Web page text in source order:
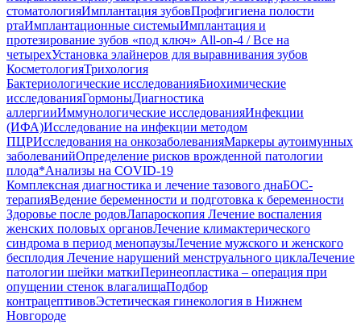
стоматологияИмплантация зубовПрофгигиена полости
ртаИмплантационные системыИмплантация и
протезирование зубов «под ключ» All-on-4 / Все на
четырехУстановка элайнеров для выравнивания зубов
КосметологияТрихология
Бактериологические исследованияБиохимические
исследованияГормоныДиагностика
аллергииИммунологические исследованияИнфекции
(ИФА)Исследование на инфекции методом
ПЦРИсследования на онкозаболеванияМаркеры аутоимунных
заболеванийОпределение рисков врожденной патологии
плода*Анализы на COVID-19
Комплексная диагностика и лечение тазового днаБОС-
терапияВедение беременности и подготовка к беременности
Здоровье после родовЛапароскопия Лечение воспаления
женских половых органовЛечение климактерического
синдрома в период менопаузыЛечение мужского и женского
бесплодия Лечение нарушений менструального циклаЛечение
патологии шейки маткиПеринеопластика – операция при
опущении стенок влагалищаПодбор
контрацептивовЭстетическая гинекология в Нижнем
Новгороде